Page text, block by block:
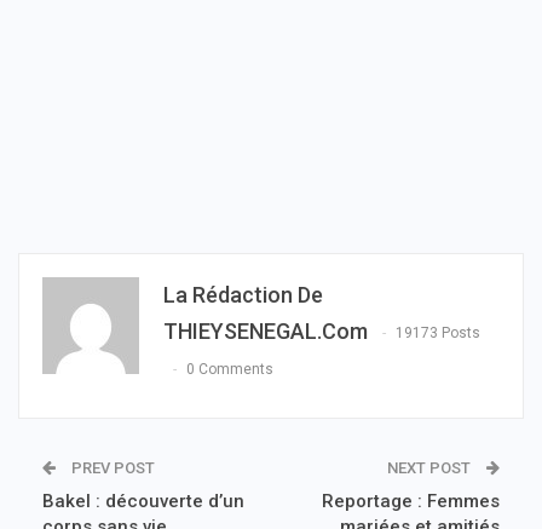
La Rédaction De
THIEYSENEGAL.com
19173 Posts
0 Comments
PREV POST
Bakel : découverte d’un
NEXT POST
Reportage : Femmes